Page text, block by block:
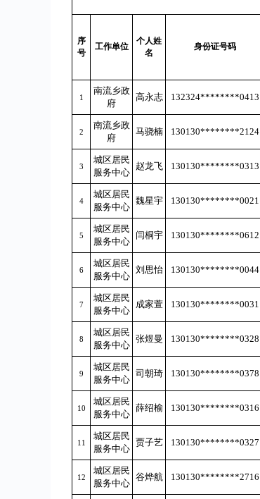
序
号
工作单位
个人姓
名
身份证号码
1
南流乡政
府
高永志 132324********0413
2
南流乡政
府
马骁楠 130130********2124
3
城区居民
服务中心
赵龙飞 130130********0313
4
城区居民
服务中心
魏星宇 130130********0021
5
城区居民
服务中心
闫桐宇 130130********0612
6
城区居民
服务中心
刘思怡 130130********0044
7
城区居民
服务中心
成家萱 130130********0031
8
城区居民
服务中心
张煜曼 130130********0328
9
城区居民
服务中心
司朝琦 130130********0378
10
城区居民
服务中心
薛绍榆 130130********0316
11
城区居民
服务中心
贾子艺 130130********0327
12
城区居民
服务中心
谷烨航 130130********2716